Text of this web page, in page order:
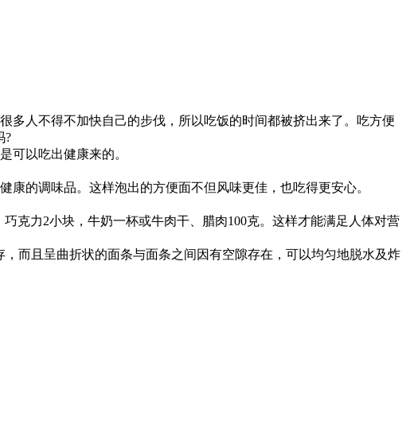
人不得不加快自己的步伐，所以吃饭的时间都被挤出来了。吃方便
?
以吃出健康来的。
的调味品。这样泡出的方便面不但风味更佳，也吃得更安心。
力2小块，牛奶一杯或牛肉干、腊肉100克。这样才能满足人体对营
而且呈曲折状的面条与面条之间因有空隙存在，可以均匀地脱水及炸